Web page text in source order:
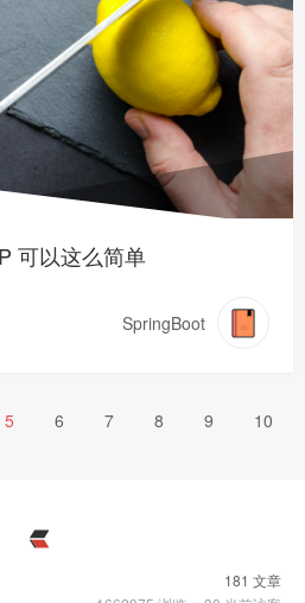
可以这么简单
SpringBoot
5 6 7 8 9 10
181 文章